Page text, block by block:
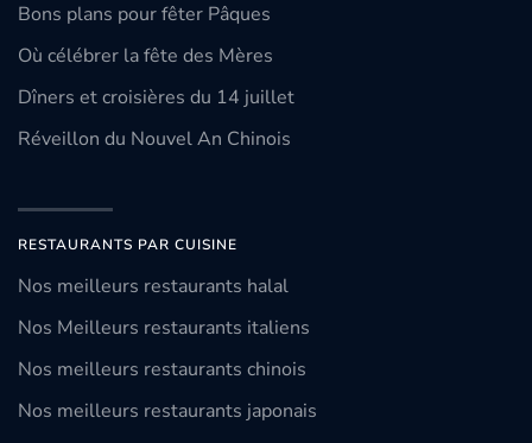
Bons plans pour fêter Pâques
Où célébrer la fête des Mères
Dîners et croisières du 14 juillet
Réveillon du Nouvel An Chinois
RESTAURANTS PAR CUISINE
Nos meilleurs restaurants halal
Nos Meilleurs restaurants italiens
Nos meilleurs restaurants chinois
Nos meilleurs restaurants japonais